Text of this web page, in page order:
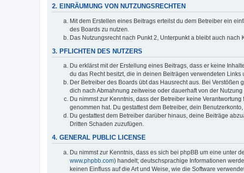
2. EINRÄUMUNG VON NUTZUNGSRECHTEN
Mit dem Erstellen eines Beitrags erteilst du dem Betreiber ein
des Boards zu nutzen.
Das Nutzungsrecht nach Punkt 2, Unterpunkt a bleibt auch
3. PFLICHTEN DES NUTZERS
Du erklärst mit der Erstellung eines Beitrags, dass er keine
du das Recht besitzt, die in deinen Beiträgen verwendeten
Der Betreiber des Boards übt das Hausrecht aus. Bei
dich nach Abmahnung zeitweise oder dauerhaft von der
Du nimmst zur Kenntnis, dass der Betreiber keine
genommen hat. Du gestattest dem Betreiber, dein
Du gestattest dem Betreiber darüber hinaus, deine Beiträge
Dritten Schaden zuzufügen.
4. GENERAL PUBLIC LICENSE
Du nimmst zur Kenntnis, dass es sich bei phpBB um eine unter der
www.phpbb.com) handelt; deutschsprachige Informationen
keinen Einfluss auf die Art und Weise, wie die Software